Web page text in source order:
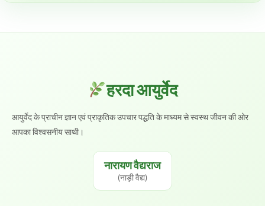
हरदा आयुर्वेद
आयुर्वेद के प्राचीन ज्ञान एवं प्राकृतिक उपचार पद्धति के माध्यम से स्वस्थ जीवन की ओर
आपका विश्वसनीय साथी।
नारायण वैद्यराज
(नाड़ी वैद्य)